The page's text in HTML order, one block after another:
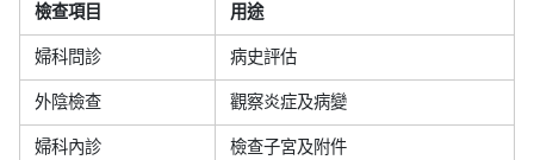
檢查項目 用途
婦科問診 病史評估
外陰檢查 觀察炎症及病變
婦科內診 檢查子宮及附件